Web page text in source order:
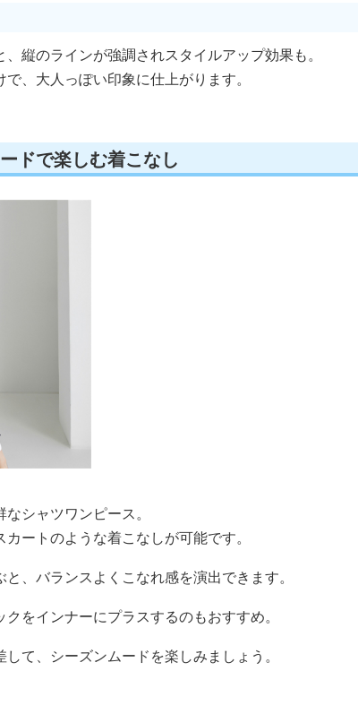
縦のラインが強調されスタイルアップ効果も。
、大人っぽい印象に仕上がります。
ドで楽しむ着こなし
なシャツワンピース。
ートのような着こなしが可能です。
、バランスよくこなれ感を演出できます。
をインナーにプラスするのもおすすめ。
て、シーズンムードを楽しみましょう。